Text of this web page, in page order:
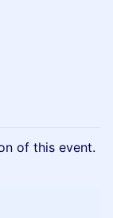
of this event.